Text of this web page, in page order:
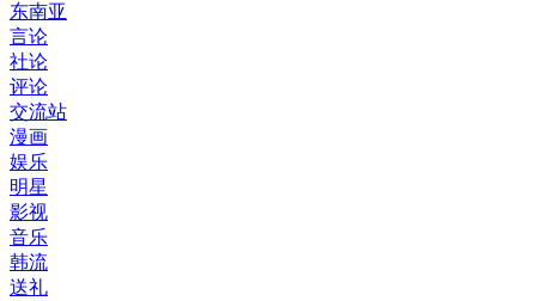
东南亚
言论
社论
评论
交流站
漫画
娱乐
明星
影视
音乐
韩流
送礼